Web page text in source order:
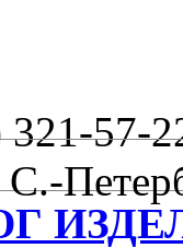
57-
С.-